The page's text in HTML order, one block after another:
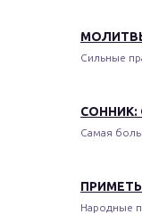
Сильные
Самая
Народные